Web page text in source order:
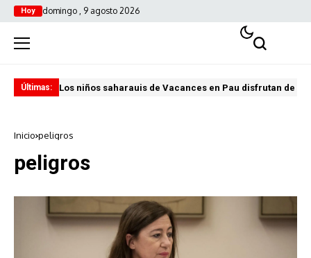
Hoy domingo , 9 agosto 2026
Últimas: Los niños saharauis de Vacances en Pau disfrutan de
Inicio peligros
peligros